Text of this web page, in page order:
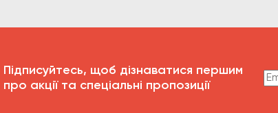
Підписуйтесь, щоб дізнаватися першим
про акції та спеціальні пропозиції